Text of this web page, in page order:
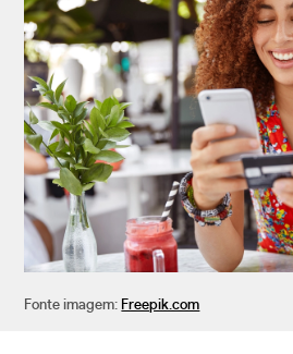
Fonte imagem: Freepik.com